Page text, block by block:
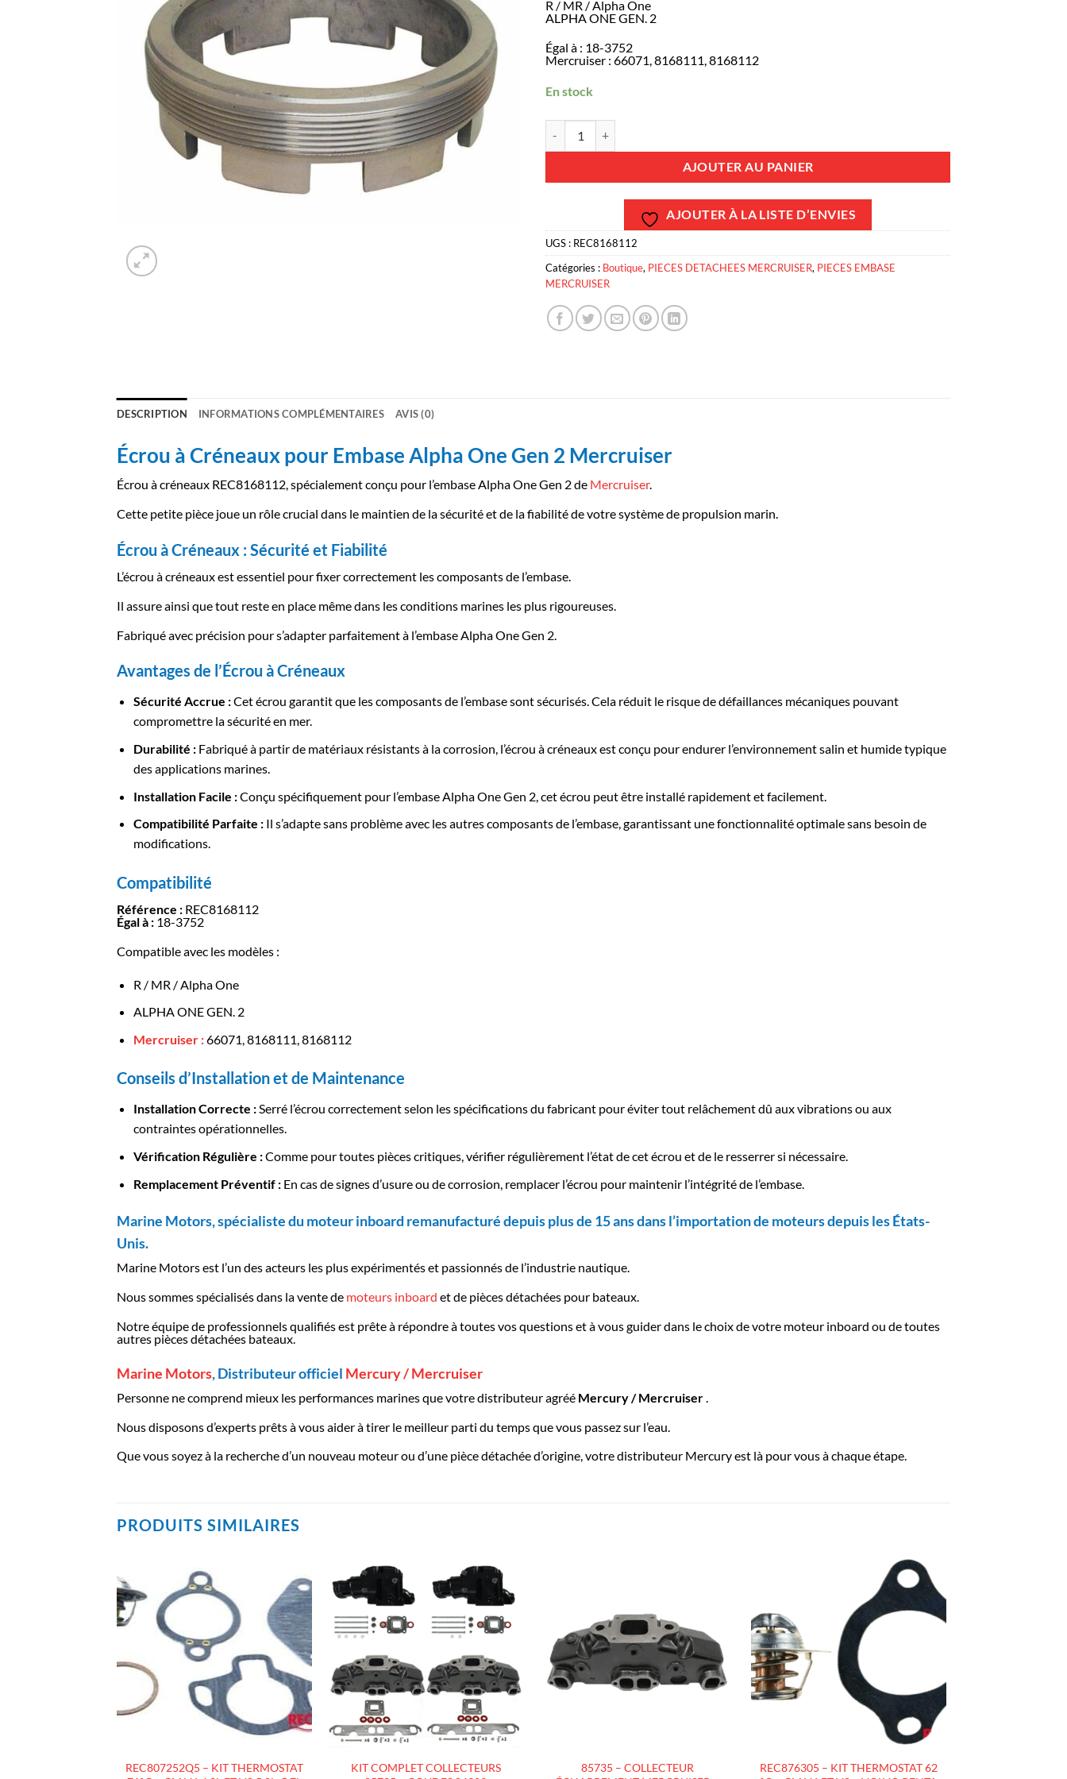
R / MR / Alpha One
ALPHA ONE GEN. 2
Égal à : 18-3752
Mercruiser : 66071, 8168111, 8168112
En stock
AJOUTER AU PANIER
AJOUTER À LA LISTE D’ENVIES
UGS : REC8168112
Catégories : Boutique, PIECES DETACHEES MERCRUISER, PIECES EMBASE
MERCRUISER
DESCRIPTION INFORMATIONS COMPLÉMENTAIRES AVIS (0)
Écrou à Créneaux pour Embase Alpha One Gen 2 Mercruiser
Écrou à créneaux REC8168112, spécialement conçu pour l’embase Alpha One Gen 2 de Mercruiser.
Cette petite pièce joue un rôle crucial dans le maintien de la sécurité et de la fiabilité de votre système de propulsion marin.
Écrou à Créneaux : Sécurité et Fiabilité
L’écrou à créneaux est essentiel pour fixer correctement les composants de l’embase.
Il assure ainsi que tout reste en place même dans les conditions marines les plus rigoureuses.
Fabriqué avec précision pour s’adapter parfaitement à l’embase Alpha One Gen 2.
Avantages de l’Écrou à Créneaux
Sécurité Accrue :Cet écrou garantit que les composants de l’embase sont sécurisés. Cela réduit le risque de défaillances mécaniques pouvant
compromettre la sécurité en mer.
Durabilité :Fabriqué à partir de matériaux résistants à la corrosion, l’écrou à créneaux est conçu pour endurer l’environnement salin et humide typique
des applications marines.
Installation Facile :Conçu spécifiquement pour l’embase Alpha One Gen 2, cet écrou peut être installé rapidement et facilement.
Compatibilité Parfaite :Il s’adapte sans problème avec les autres composants de l’embase, garantissant une fonctionnalité optimale sans besoin de
modifications.
Compatibilité
Référence : REC8168112
Égal à : 18-3752
Compatible avec les modèles :
R / MR / Alpha One
ALPHA ONE GEN. 2
Mercruiser :66071, 8168111, 8168112
Conseils d’Installation et de Maintenance
Installation Correcte :Serré l’écrou correctement selon les spécifications du fabricant pour éviter tout relâchement dû aux vibrations ou aux
contraintes opérationnelles.
Vérification Régulière :Comme pour toutes pièces critiques, vérifier régulièrement l’état de cet écrou et de le resserrer si nécessaire.
Remplacement Préventif :En cas de signes d’usure ou de corrosion, remplacer l’écrou pour maintenir l’intégrité de l’embase.
Marine Motors, spécialiste du moteur inboard remanufacturé depuis plus de 15 ans dans l’importation de moteurs depuis les États-
Unis.
Marine Motors est l’un des acteurs les plus expérimentés et passionnés de l’industrie nautique.
Nous sommes spécialisés dans la vente de moteurs inboard et de pièces détachées pour bateaux.
Notre équipe de professionnels qualifiés est prête à répondre à toutes vos questions et à vous guider dans le choix de votre moteur inboard ou de toutes
autres pièces détachées bateaux.
Marine Motors, Distributeur officiel Mercury / Mercruiser
Personne ne comprend mieux les performances marines que votre distributeur agréé Mercury / Mercruiser.
Nous disposons d’experts prêts à vous aider à tirer le meilleur parti du temps que vous passez sur l’eau.
Que vous soyez à la recherche d’un nouveau moteur ou d’une pièce détachée d’origine, votre distributeur Mercury est là pour vous à chaque étape.
PRODUITS SIMILAIRES
AJOUTER
À LA
LISTE
D’ENVIES
REC807252Q5 – KIT THERMOSTAT
AJOUTER
À LA
LISTE
D’ENVIES
KIT COMPLET COLLECTEURS
LISTE
D’ENVIES
85735 – COLLECTEUR
À LA
REC876305 – KIT THERMOSTAT 62